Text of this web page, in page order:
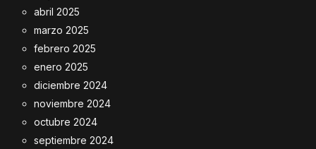
abril 2025
marzo 2025
febrero 2025
enero 2025
diciembre 2024
noviembre 2024
octubre 2024
septiembre 2024